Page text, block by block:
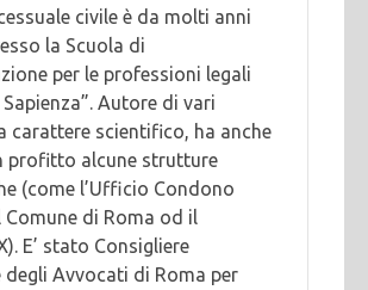
civile è da molti anni
la Scuola di
per le professioni legali
Sapienza”. Autore di vari
carattere scientifico, ha anche
profitto alcune strutture
(come l’Ufficio Condono
Comune di Roma od il
E’ stato Consigliere
degli Avvocati di Roma per